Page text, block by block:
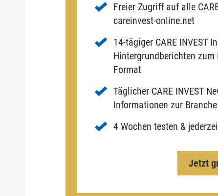
Freier Zugriff auf alle
careinvest-online.net
14-tägiger CARE INVEST
Hintergrundberichten
Format
Täglicher CARE INVEST
Informationen zur
4 Wochen testen &
Jetzt